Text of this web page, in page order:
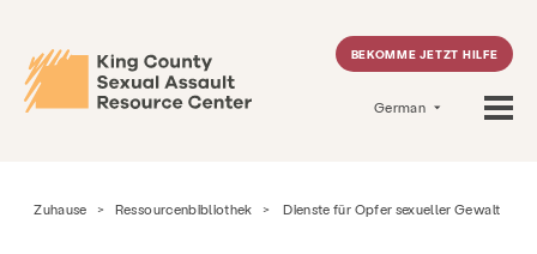
BEKOMME JETZT HILFE
German
Zuhause > Ressourcenbibliothek > Dienste für Opfer sexueller Gewalt